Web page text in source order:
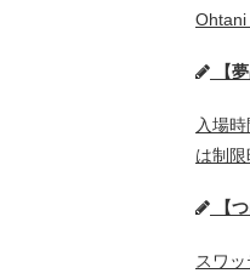
【
入場
は制
【
スワ